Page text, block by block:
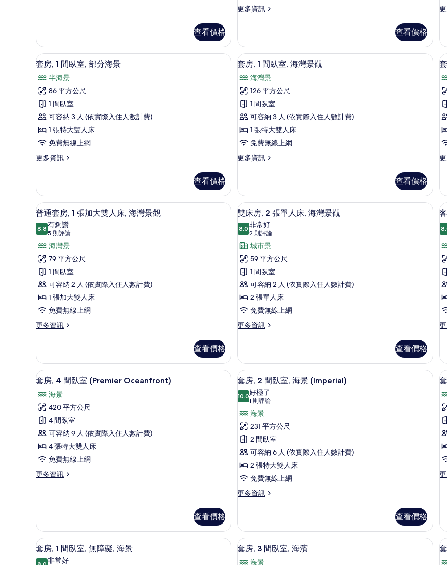
(Oceanfront)
的
所
有
相
片
1
間
臥
室,
邊
間
(Oceanfront)
的
詳
查看價格
大
床,
海
景
的
所
有
相
片
更多資訊
更
套
房,
1
特
大
雙
人
床,
海
景
的
情
查看價格
部
有
相
更
套
房,
1
特
大
雙
人
床,
部
分
海
的
顯
套
房,
間
臥
室,
部
海
景
的
所
相
片
高級寢具、迷你吧、客房內保險箱、隔音
3
套房, 1 間臥室, 部分海景
半海景
86 平方公尺
1 間臥室
可容納 3 人 (依實際入住人數計費)
1 張特大雙人床
免費無線上網
更多資訊
更
1
間
臥
室,
部
海
景
的
詳
情
查看價格
顯
套
房,
間
臥
室,
海
景
觀
的
所
有
相
片
套房, 1 間臥室, 海灣景觀 | 高級寢具、
3
套房, 1 間臥室, 海灣景觀
海灣景
126 平方公尺
1 間臥室
可容納 3 人 (依實際入住人數計費)
1 張特大雙人床
免費無線上網
更多資訊
更
1
間
臥
海
景
觀
的
詳
情
查看價格
顯
2
室,
景
更
2
間
臥
海
景
觀
的
詳
情
顯
示
普
通
套
房,
1
張
加
大
床,
海
灣
景
觀
的
所
有
相
片
普通套房, 1 張加大雙人床, 海灣景觀 | 高級寢具、迷你吧、客房內保險箱、隔音
3
普通套房, 1 張加大雙人床, 海灣景觀
8.88.8 分，滿分 10 分
有夠讚
5 則評論
(5
則
評
論)
海灣景
79 平方公尺
1 間臥室
可容納 2 人 (依實際入住人數計費)
1 張加大雙人床
免費無線上網
更多資訊
更
套
房,
1
加
大
雙
人
床,
海
灣
景
的
查看價格
顯
示
雙
床
房,
2
張
單
人
床,
景
觀
的
所
有
相
片
雙床房, 2 張單人床, 海灣景觀 | 高級寢
5
雙床房, 2 張單人床, 海灣景觀
8.08.0 分，滿分 10 分
非常好
2 則評論
(2
則
評
論)
城市景
59 平方公尺
1 間臥室
可容納 2 人 (依實際入住人數計費)
2 張單人床
免費無線上網
更多資訊
更
房,
張
人
海
灣
景
觀
的
情
查看價格
顯
有
更
無
障
礙,
灣
景
觀
的
詳
情
顯
套
房,
4
間
臥
室
(Premier
有
相
片
套房, 4 間臥室 (Premier Oceanfront) | 高級寢具、迷你吧、客房內保險箱、隔音
7
套房, 4 間臥室 (Premier Oceanfront)
海景
420 平方公尺
4 間臥室
可容納 9 人 (依實際入住人數計費)
4 張特大雙人床
免費無線上網
更多資訊
更
臥
室
(Premier
Oceanfront)
查看價格
顯
示
套
房,
2
間
臥
室,
海
景
所
有
相
套房, 2 間臥室, 海景 (Imperial) | 高級
8
套房, 2 間臥室, 海景 (Imperial)
10.010.0 分，滿分 10 分
好極了
1 則評論
(1
則
評
論)
海景
231 平方公尺
2 間臥室
可容納 6 人 (依實際入住人數計費)
2 張特大雙人床
免費無線上網
更多資訊
更
2
間
臥
查看價格
顯
室,
相
更
臥
室,
海
景
顯
示
高級寢具、迷你吧、客房內保險箱、隔音
4
套房, 1 間臥室, 無障礙, 海景
非常好
顯
套房, 3 間臥室, 海濱 | 高級寢具、迷你
8
套房, 3 間臥室, 海濱
海景
顯